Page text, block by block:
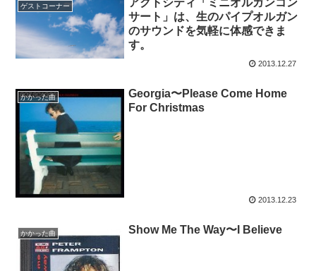
ゲストコーナー
アクトシティ「ミニオルガンコン
サート」は、生のパイプオルガン
のサウンドを気軽に体感できま
す。
2013.12.27
かかった曲
Georgia〜Please Come Home
For Christmas
2013.12.23
かかった曲 Show Me The Way〜I Believe